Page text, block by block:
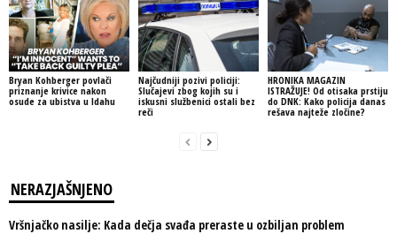
Bryan Kohberger povlači
priznanje krivice nakon
osude za ubistva u Idahu
Najčudniji pozivi policiji:
Slučajevi zbog kojih su i
iskusni službenici ostali bez
reči
HRONIKA MAGAZIN
ISTRAŽUJE! Od otisaka prstiju
do DNK: Kako policija danas
rešava najteže zločine?
NERAZJAŠNJENO
Vršnjačko nasilje: Kada dečja svađa preraste u ozbiljan problem